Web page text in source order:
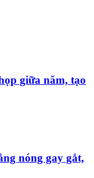
giữa năm, tạo
nóng gay gắt,